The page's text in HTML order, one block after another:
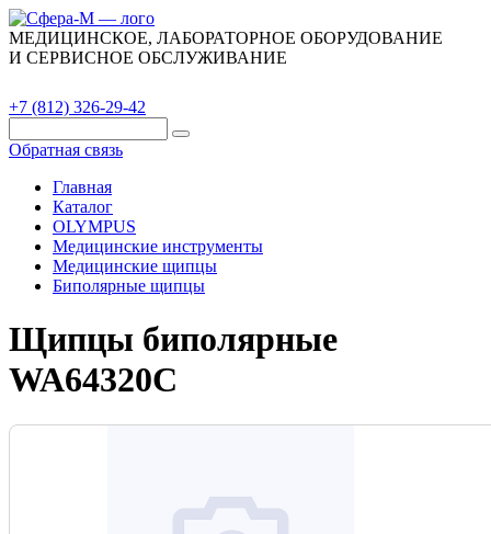
МЕДИЦИНСКОЕ, ЛАБОРАТОРНОЕ ОБОРУДОВАНИЕ
И СЕРВИСНОЕ ОБСЛУЖИВАНИЕ
+7 (812) 326-29-42
Обратная связь
Главная
Каталог
OLYMPUS
Медицинские инструменты
Медицинские щипцы
Биполярные щипцы
Щипцы биполярные
WA64320C